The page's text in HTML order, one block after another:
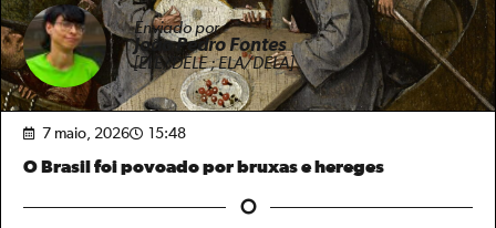
Enviado por
João Pedro Fontes
[ELE/DELE ; ELA/DELA]
7 maio, 2026 15:48
O Brasil foi povoado por bruxas e hereges